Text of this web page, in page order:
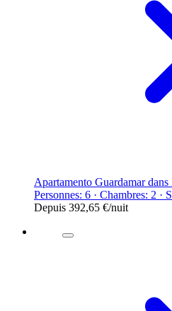
Apartamento Guardamar
Personnes: 6 · Chambres: 2 ·
Depuis 392,65 €/nuit